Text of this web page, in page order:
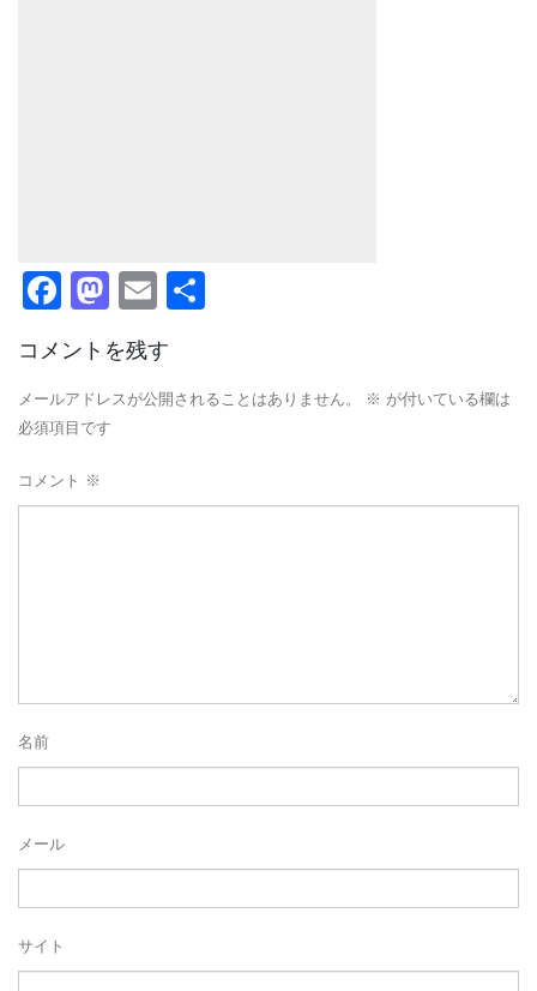
Facebook
Mastodon
Email
コメントを残す
メールアドレスが公開されることはありません。 ※ が付いている欄は
必須項目です
コメント ※
名前
メール
サイト